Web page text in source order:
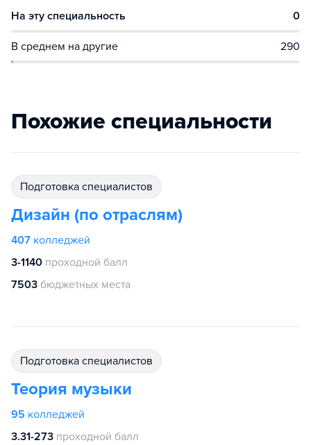
На эту специальность 0
В среднем на другие 290
Похожие специальности
подготовка специалистов
Дизайн (по отраслям)
407 колледжей
3-1140 проходной балл
7503 бюджетных места
подготовка специалистов
Теория музыки
95 колледжей
3.31-273 проходной балл